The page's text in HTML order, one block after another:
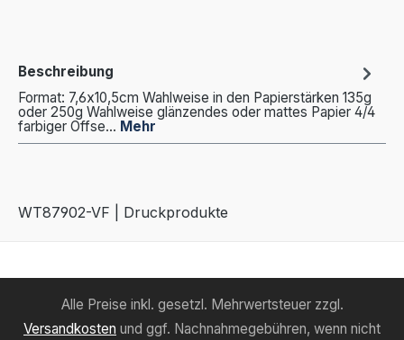
Beschreibung
Format: 7,6x10,5cm Wahlweise in den Papierstärken 135g
oder 250g Wahlweise glänzendes oder mattes Papier 4/4
farbiger Offse… Mehr
WT87902-VF | Druckprodukte
Alle Preise inkl. gesetzl. Mehrwertsteuer zzgl.
Versandkosten und ggf. Nachnahmegebühren, wenn nicht